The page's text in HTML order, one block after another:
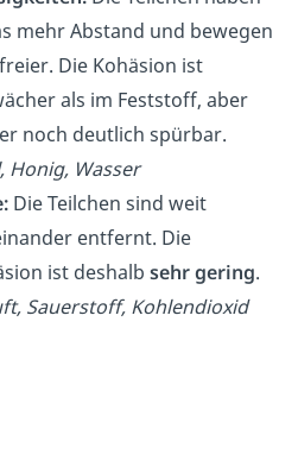
mehr Abstand und bewegen
Die Kohäsion ist
als im Feststoff, aber
noch deutlich spürbar.
Honig, Wasser
Die Teilchen sind weit
entfernt. Die
ist deshalbsehr gering.
Sauerstoff, Kohlendioxid